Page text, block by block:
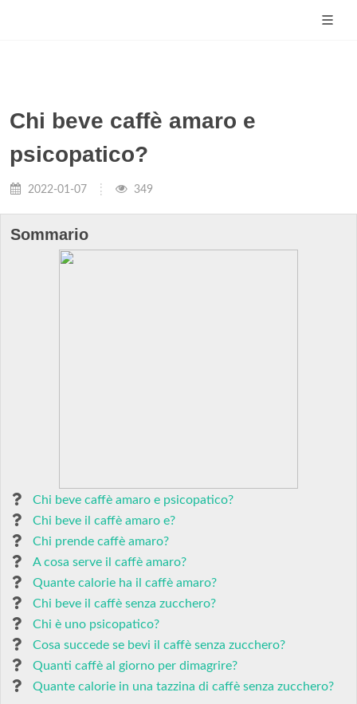
Chi beve caffè amaro e
psicopatico?
2022-01-07 349
Sommario
Chi beve caffè amaro e psicopatico?
Chi beve il caffè amaro e?
Chi prende caffè amaro?
A cosa serve il caffè amaro?
Quante calorie ha il caffè amaro?
Chi beve il caffè senza zucchero?
Chi è uno psicopatico?
Cosa succede se bevi il caffè senza zucchero?
Quanti caffè al giorno per dimagrire?
Quante calorie in una tazzina di caffè senza zucchero?